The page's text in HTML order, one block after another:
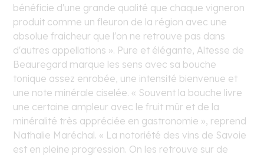
bénéficie d'une grande qualité que chaque vigneron
produit comme un fleuron de la région avec une
absolue fraicheur que l'on ne retrouve pas dans
d'autres appellations ». Pure et élégante, Altesse de
Beauregard marque les sens avec sa bouche
tonique assez enrobée, une intensité bienvenue et
une note minérale ciselée. « Souvent la bouche livre
une certaine ampleur avec le fruit mûr et de la
minéralité très appréciée en gastronomie », reprend
Nathalie Maréchal. « La notoriété des vins de Savoie
est en pleine progression. On les retrouve sur de